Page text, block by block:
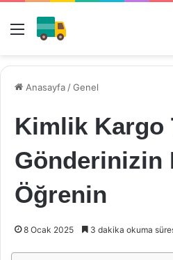
Menü
Anasayfa /Genel
Kimlik Kargo
Gönderinizin
Öğrenin
8 Ocak 2025 3 dakika okuma